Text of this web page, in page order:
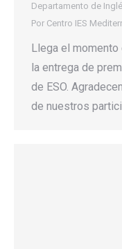
Departamento de
Por Centro IES
Llega el
la entrega de
de ESO.
de nuestros